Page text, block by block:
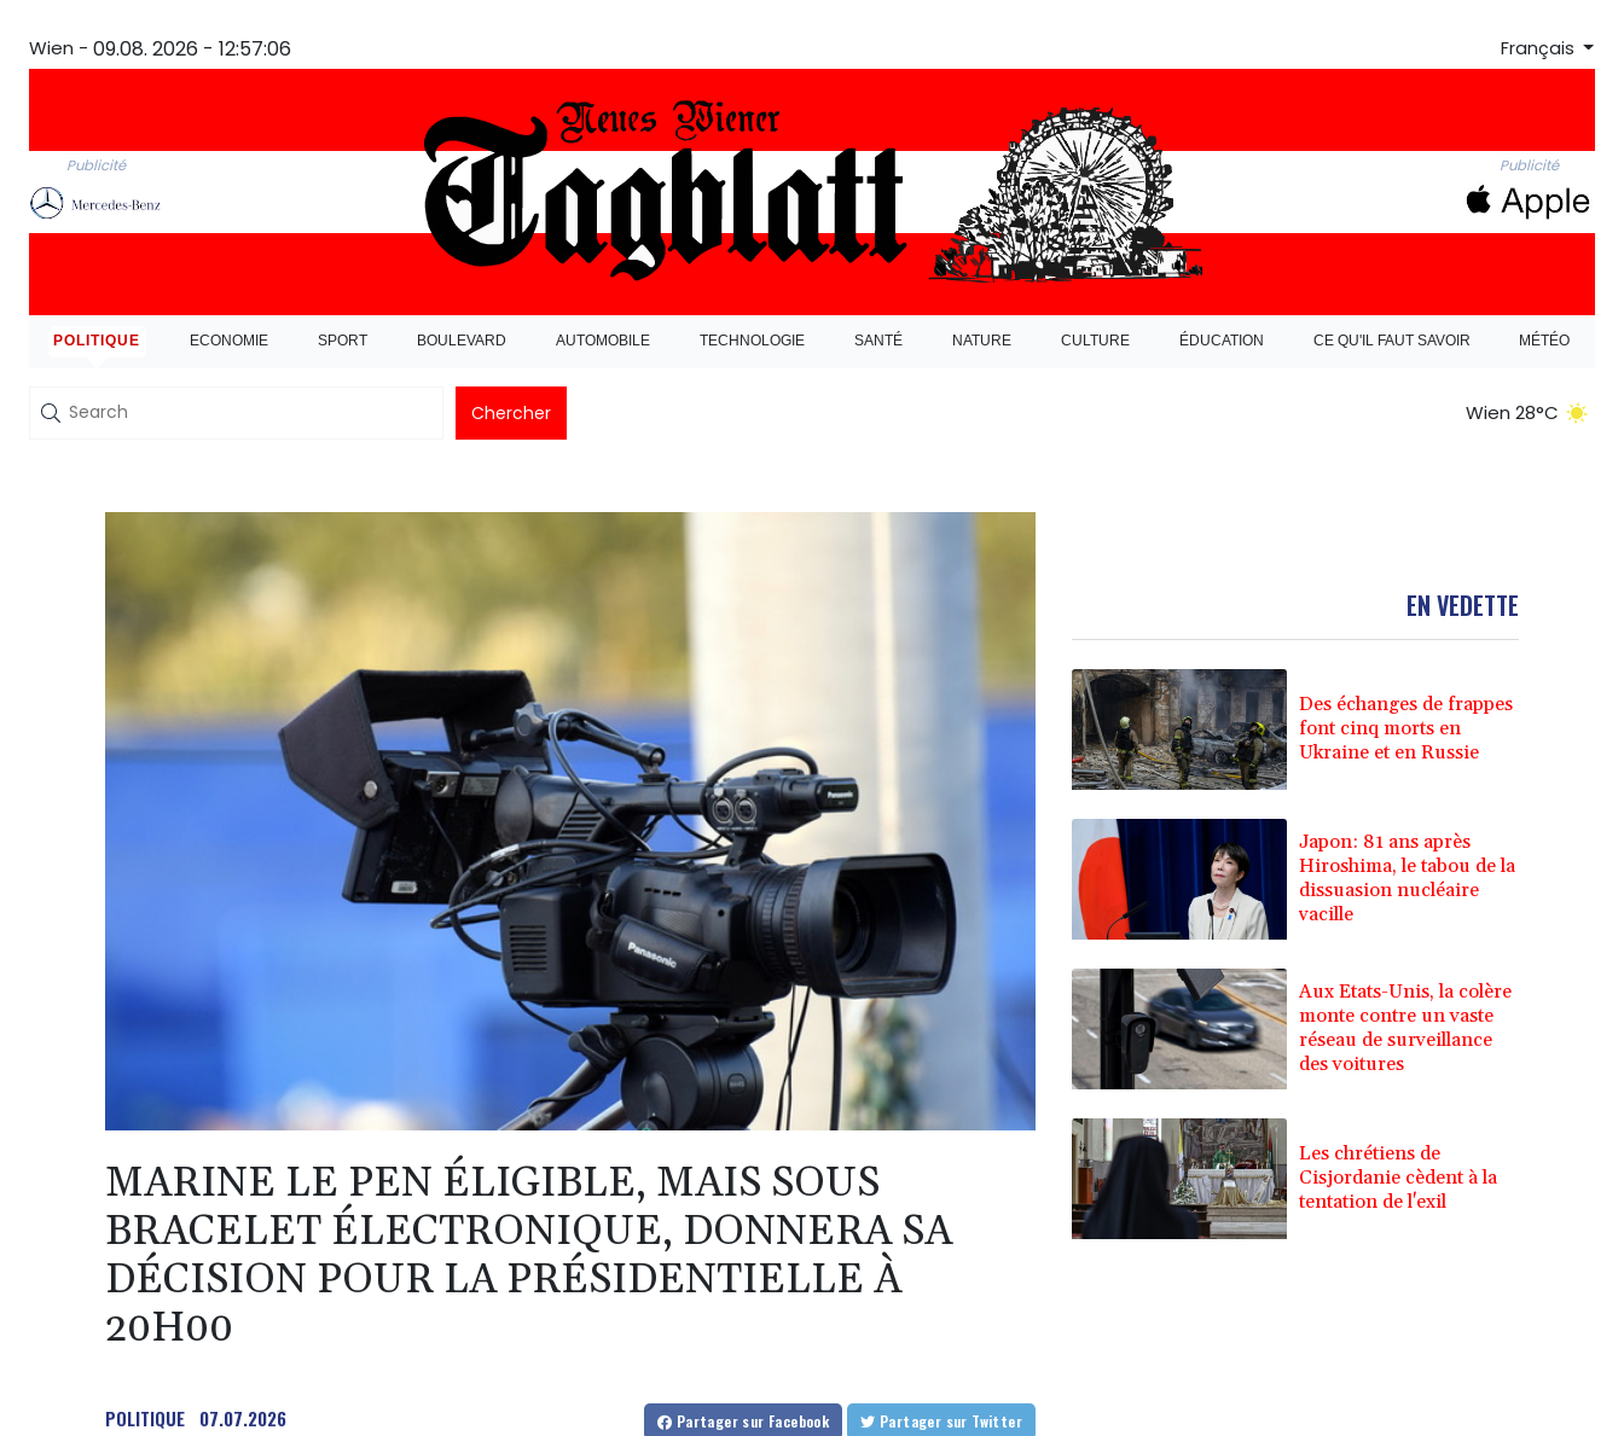
Wien - 09.08. 2026 - 12:57:07 Français
Publicité Publicité
POLITIQUE ECONOMIE SPORT BOULEVARD AUTOMOBILE TECHNOLOGIE SANTÉ NATURE CULTURE ÉDUCATION CE QU'IL FAUT SAVOIR MÉTÉO
Chercher Wien 28°C
MARINE LE PEN ÉLIGIBLE, MAIS SOUS
BRACELET ÉLECTRONIQUE, DONNERA SA
DÉCISION POUR LA PRÉSIDENTIELLE À
20H00
POLITIQUE 07.07.2026 Partager sur Facebook Partager sur Twitter
EN VEDETTE
Des échanges de frappes
font cinq morts en
Ukraine et en Russie
Japon: 81 ans après
Hiroshima, le tabou de la
dissuasion nucléaire
vacille
Aux Etats-Unis, la colère
monte contre un vaste
réseau de surveillance
des voitures
Les chrétiens de
Cisjordanie cèdent à la
tentation de l'exil